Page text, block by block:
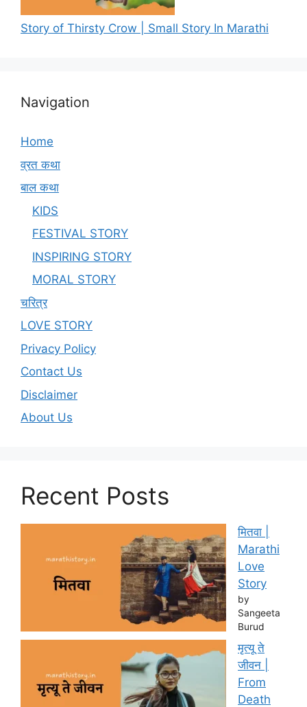
Story of Thirsty Crow | Small Story In Marathi
Navigation
Home
व्रत कथा
बाल कथा
KIDS
FESTIVAL STORY
INSPIRING STORY
MORAL STORY
चरित्र
LOVE STORY
Privacy Policy
Contact Us
Disclaimer
About Us
Recent Posts
मितवा |
Marathi
Love
Story
by
Sangeeta
Burud
मृत्यू ते
जीवन |
From
Death